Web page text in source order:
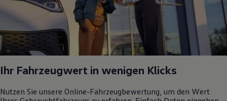
Ihr Fahrzeugwert in wenigen Klicks
Nutzen Sie unsere Online-Fahrzeugbewertung, um den Wert